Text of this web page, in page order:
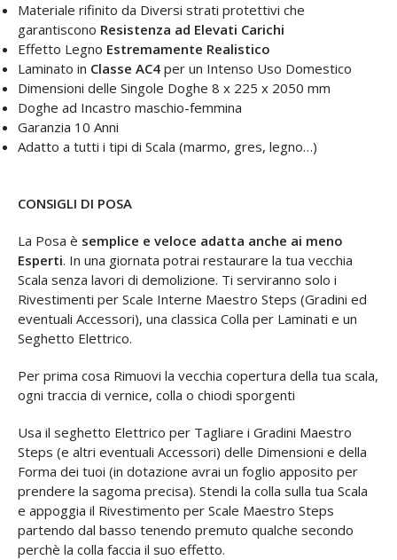
Materiale rifinito da Diversi strati protettivi che
garantiscono Resistenza ad Elevati Carichi
Effetto Legno Estremamente Realistico
Laminato in Classe AC4 per un Intenso Uso Domestico
Dimensioni delle Singole Doghe 8 x 225 x 2050 mm
Doghe ad Incastro maschio-femmina
Garanzia 10 Anni
Adatto a tutti i tipi di Scala (marmo, gres, legno…)
CONSIGLI DI POSA
La Posa è semplice e veloce adatta anche ai meno
Esperti. In una giornata potrai restaurare la tua vecchia
Scala senza lavori di demolizione. Ti serviranno solo i
Rivestimenti per Scale Interne Maestro Steps (Gradini ed
eventuali Accessori), una classica Colla per Laminati e un
Seghetto Elettrico.
Per prima cosa Rimuovi la vecchia copertura della tua scala,
ogni traccia di vernice, colla o chiodi sporgenti
Usa il seghetto Elettrico per Tagliare i Gradini Maestro
Steps (e altri eventuali Accessori) delle Dimensioni e della
Forma dei tuoi (in dotazione avrai un foglio apposito per
prendere la sagoma precisa). Stendi la colla sulla tua Scala
e appoggia il Rivestimento per Scale Maestro Steps
partendo dal basso tenendo premuto qualche secondo
perchè la colla faccia il suo effetto.